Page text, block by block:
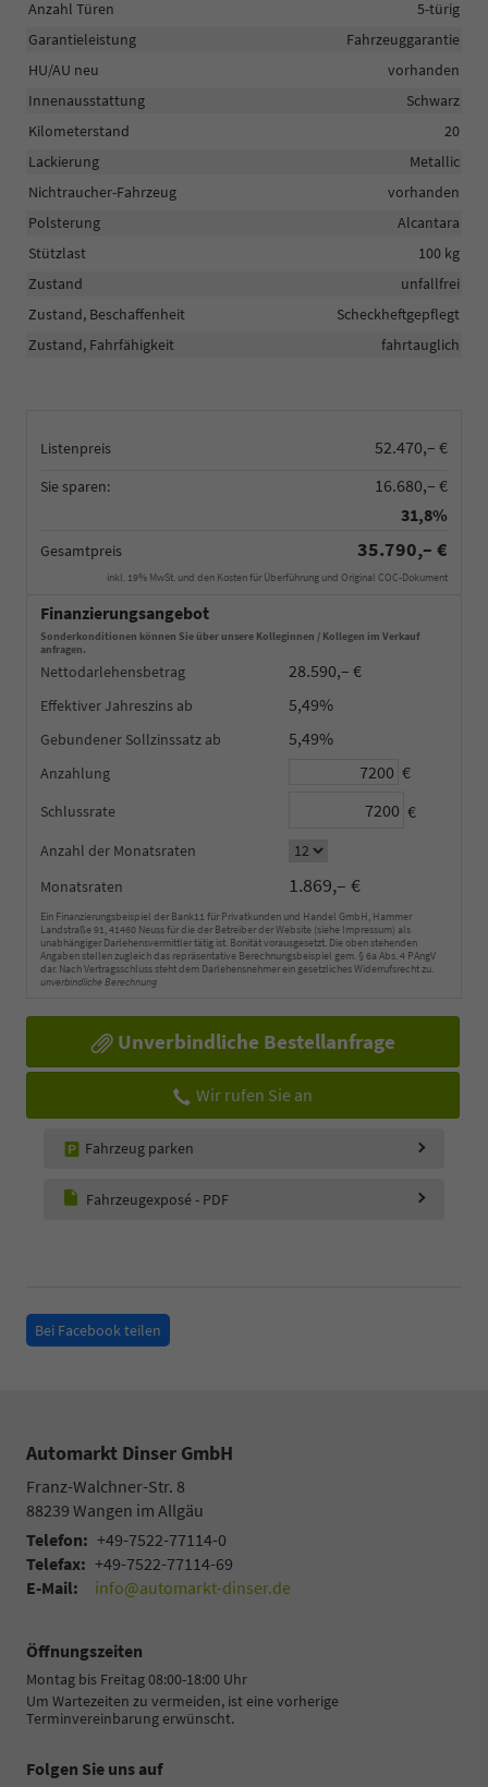
Listenpreis 52.470,– €
Sie sparen:
16.680,– €
31,8%
Gesamtpreis 35.790,– €
inkl. 19% MwSt. und den Kosten für Überführung und Original COC-Dokument
Finanzierungsangebot
Sonderkonditionen können Sie über unsere Kolleginnen / Kollegen im Verkauf
anfragen.
Nettodarlehensbetrag 28.590,– €
Effektiver Jahreszins 5,49%
Gebundener Sollzinssatz 5,49%
Anzahlung €
Schlussrate €
Anzahl der Monatsraten
Monatsraten
1.869,– €
Ein Finanzierungsbeispiel der Bank11 für Privatkunden und Handel GmbH, Hammer
Landstraße 91, 41460 Neuss für die der Betreiber der Website (siehe Impressum) als
unabhängiger Darlehensvermittler tätig ist. Bonität vorausgesetzt. Die oben stehenden
Angaben stellen zugleich das repräsentative Berechnungsbeispiel gem. § 6a Abs. 4 PAngV
dar. Nach Vertragsschluss steht dem Darlehensnehmer ein gesetzliches Widerrufsrecht zu.
unverbindliche Berechnung
Unverbindliche Bestellanfrage
Wir rufen Sie an
Fahrzeug parken
Fahrzeugexposé - PDF
Anzahl Türen
5-türig
Garantieleistung
Fahrzeuggarantie
HU/AU neu
vorhanden
Innenausstattung
Schwarz
Kilometerstand
20
Lackierung
Metallic
Nichtraucher-Fahrzeug
vorhanden
Polsterung
Alcantara
Stützlast
100 kg
Zustand
unfallfrei
Zustand, Beschaffenheit
Scheckheftgepflegt
Zustand, Fahrfähigkeit
fahrtauglich
Bei Facebook teilen
Automarkt Dinser GmbH
Franz-Walchner-Str. 8
88239 Wangen im Allgäu
Telefon: +49-7522-77114-0
Telefax: +49-7522-77114-69
E-Mail:
info@automarkt-dinser.de
Öffnungszeiten
Montag bis Freitag 08:00-18:00 Uhr
Um Wartezeiten zu vermeiden, ist eine vorherige
Terminvereinbarung erwünscht.
Folgen Sie uns auf